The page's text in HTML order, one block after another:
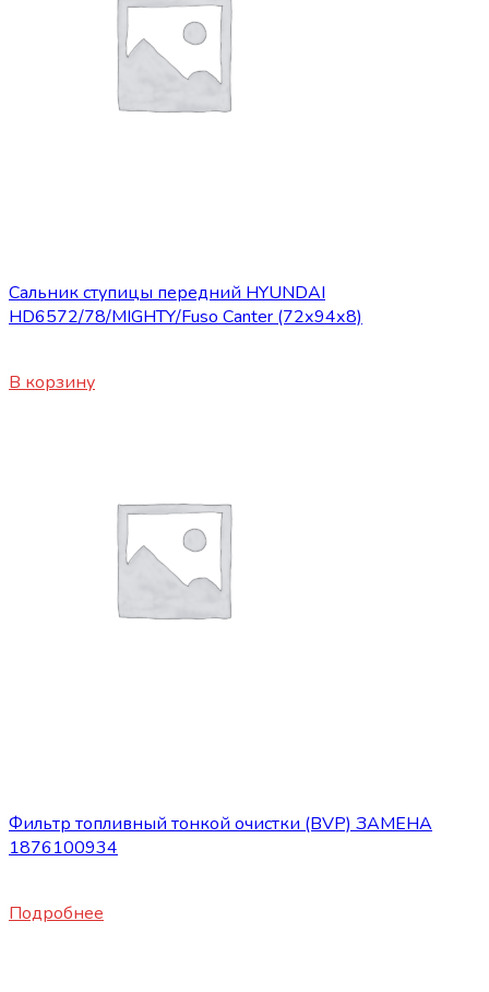
Сальник ступицы передний HYUNDAI
HD6572/78/MIGHTY/Fuso Canter (72х94х8)
В корзину
Фильтр топливный тонкой очистки (BVP) ЗАМЕНА
1876100934
Подробнее